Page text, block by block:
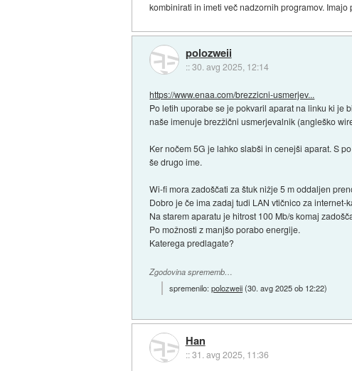
kombinirati in imeti več nadzornih programov.
polozweii
::30. avg 2025, 12:14
https://www.enaa.com/brezzicni-usmerjev...
Po letih uporabe se je pokvaril aparat na linku ki je
naše imenuje brezžični usmerjevalnik (angleško
Ker nočem 5G je lahko slabši in cenejši aparat. S
še drugo ime.
Wi-fi mora zadoščati za štuk nižje 5 m oddaljen
Dobro je če ima zadaj tudi LAN vtičnico za internet-
Na starem aparatu je hitrost 100 Mb/s komaj
Po možnosti z manjšo porabo energije.
Katerega predlagate?
Zgodovina sprememb…
spremenilo:polozweii(30. avg 2025 ob 12:22)
Han
::31. avg 2025, 11:36